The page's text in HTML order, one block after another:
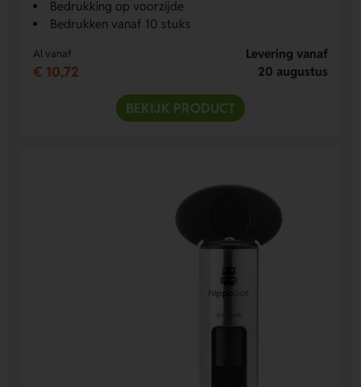
Bedrukking op voorzijde
Bedrukken vanaf 10 stuks
Al vanaf
€ 10,72
Levering vanaf
20 augustus
BEKIJK PRODUCT